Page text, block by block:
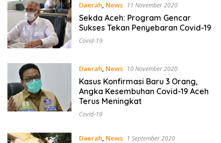
Daerah, News 11 November 2020
Sekda Aceh: Program Gencar
Sukses Tekan Penyebaran Covid-19
Covid-19
Daerah, News 10 November 2020
Kasus Konfirmasi Baru 3 Orang,
Angka Kesembuhan Covid-19 Aceh
Terus Meningkat
Covid-19
Daerah, News 1 September 2020